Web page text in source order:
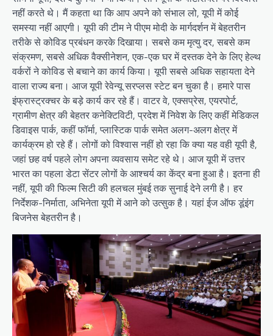
नहीं करते थे। मैं कहता था कि आप अपने को संभाल लो, यूपी में कोई
समस्या नहीं आएगी। यूपी की टीम ने पीएम मोदी के मार्गदर्शन में बेहतरीन
तरीके से कोविड प्रबंधन करके दिखाया। सबसे कम मृत्यु दर, सबसे कम
संक्रमण, सबसे अधिक वैक्सीनेशन, एक-एक घर में दस्तक देने के लिए हेल्थ
वर्करों ने कोविड से बचाने का कार्य किया। यूपी सबसे अधिक सहायता देने
वाला राज्य बना। आज यूपी रेवेन्यू सरप्लस स्टेट बन चुका है। हमारे पास
इंफ्रास्ट्रक्चर के बड़े कार्य कर रहे हैं। वाटर वे, एक्सप्रेस, एयरपोर्ट,
ग्रामीण क्षेत्र की बेहतर कनेक्टिविटी, प्रदेश में निवेश के लिए कहीं मेडिकल
डिवाइस पार्क, कहीं फॉर्मा, प्लास्टिक पार्क समेत अलग-अलग क्षेत्र में
कार्यक्रम हो रहे हैं। लोगों को विश्वास नहीं हो रहा कि क्या यह वही यूपी है,
जहां छह वर्ष पहले लोग अपना व्यवसाय समेट रहे थे। आज यूपी में उत्तर
भारत का पहला डेटा सेंटर लोगों के आश्चर्य का केंद्र बना हुआ है। इतना ही
नहीं, यूपी की फिल्म सिटी की हलचल मुंबई तक सुनाई देने लगी है। हर
निर्देशक-निर्माता, अभिनेता यूपी में आने को उत्सुक है। यहां ईज ऑफ डूंइंग
बिजनेस बेहतरीन है।